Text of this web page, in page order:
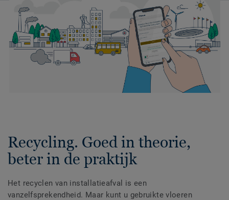
Recycling. Goed in theorie,
beter in de praktijk
Het recyclen van installatieafval is een
vanzelfsprekendheid. Maar kunt u gebruikte vloeren